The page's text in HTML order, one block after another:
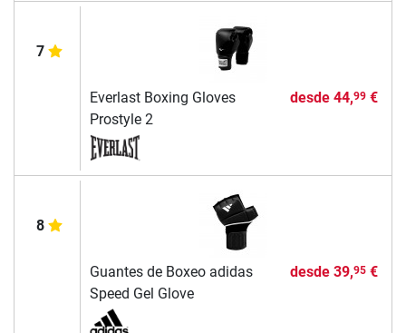
7
Everlast Boxing Gloves
Prostyle 2
desde 44,99€
8
Guantes de Boxeo adidas
Speed Gel Glove
desde 39,95€